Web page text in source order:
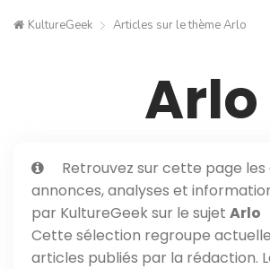
KultureGeek Articles sur le thèmeArlo
Arlo
Retrouvez sur cette page
annonces, analyses et
par KultureGeek sur le sujet Arlo
Cette sélection regroupe
articles publiés par la rédaction.